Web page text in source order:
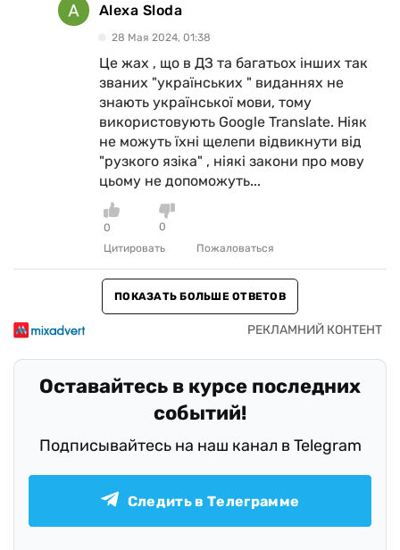
Alexa Sloda
28 Мая 2024, 01:38
Це жах , що в ДЗ та багатьох інших так
званих "українських " виданнях не
знають української мови, тому
використовують Google Translate. Ніяк
не можуть їхні щелепи відвикнути від
"рузкого язіка" , ніякі закони про мову
цьому не допоможуть...
0
0
Цитировать
Пожаловаться
ПОКАЗАТЬ БОЛЬШЕ ОТВЕТОВ
Оставайтесь в курсе последних
событий!
Подписывайтесь на наш канал в Telegram
Следить в Телеграмме